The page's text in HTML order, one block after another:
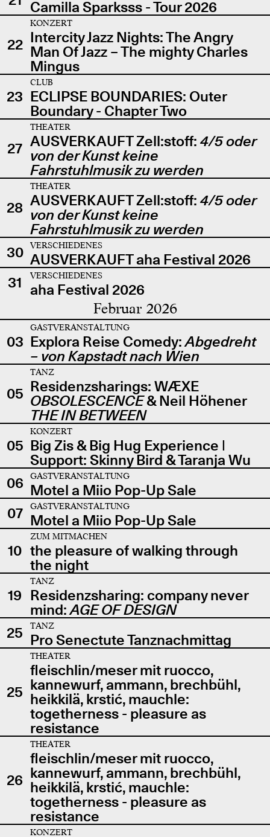
Camilla Sparksss - Tour 2026
22
KONZERT
Intercity Jazz Nights: The Angry
Man Of Jazz – The mighty Charles
Mingus
23
CLUB
ECLIPSE BOUNDARIES: Outer
Boundary - Chapter Two
27
THEATER
AUSVERKAUFT Zell:stoff: 4/5 oder
von der Kunst keine
Fahrstuhlmusik zu werden
28
THEATER
AUSVERKAUFT Zell:stoff: 4/5 oder
von der Kunst keine
Fahrstuhlmusik zu werden
30
VERSCHIEDENES
AUSVERKAUFT aha Festival 2026
31
VERSCHIEDENES
aha Festival 2026
Februar 2026
03
GASTVERANSTALTUNG
Explora Reise Comedy:Abgedreht
– von Kapstadt nach Wien
05
TANZ
Residenzsharings: WÆXE
OBSOLESCENCE& Neil Höhener
THE IN BETWEEN
05
KONZERT
Big Zis & Big Hug Experience |
Support: Skinny Bird & Taranja Wu
06
GASTVERANSTALTUNG
Motel a Miio Pop-Up Sale
07
GASTVERANSTALTUNG
Motel a Miio Pop-Up Sale
10
ZUM MITMACHEN
the pleasure of walking through
the night
19
TANZ
Residenzsharing: company never
mind:AGE OF DESIGN
25
TANZ
Pro Senectute Tanznachmittag
25
THEATER
fleischlin/meser mit ruocco,
kannewurf, ammann, brechbühl,
heikkilä, krstić, mauchle:
togetherness - pleasure as
resistance
26
THEATER
fleischlin/meser mit ruocco,
kannewurf, ammann, brechbühl,
heikkilä, krstić, mauchle:
togetherness - pleasure as
resistance
KONZERT